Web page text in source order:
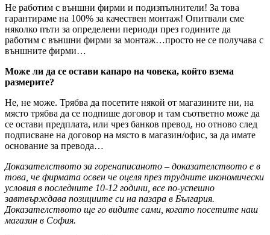
Не работим с външни фирми и подизпълнители! За това
гарантираме на 100% за качествен монтаж! Опитвали сме
няколко пъти за определени периоди през годините да
работим с външни фирми за монтаж…просто не се получава с
външните фирми…
Може ли да се остави капаро на човека, който взема
размерите?
Не, не може. Трябва да посетите някой от магазините ни, на
място трябва да се подпише договор и там съответно може да
се остави предплата, или чрез банков превод, но отново след
подписване на договор на място в магазин/офис, за да имате
основание за превода…
Доказателството за горенаписаното – доказателството е в
това, че фирмата освен че оцеля през трудните икономически
условия в последните 10-12 години, все по-успешно
завтвърждава позициите си на пазара в България.
Доказателството ще го видите сами, когато посетите наш
магазин в София.